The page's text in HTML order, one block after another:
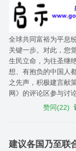
全球共同富裕为平息
关键一步。对此，您
生民立命，为往圣继
想、有抱负的中国人
之先声，积极建言献
网》的评论区参与讨
赞同(22)
建议各国乃至联